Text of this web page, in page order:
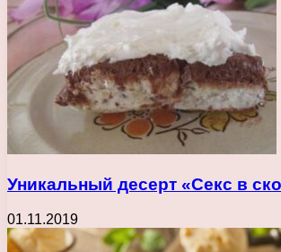
Уникальный десерт «Секс в
01.11.2019